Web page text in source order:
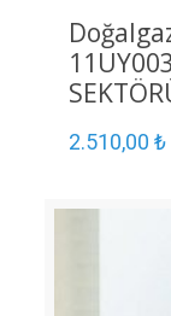
2.510,00 ₺